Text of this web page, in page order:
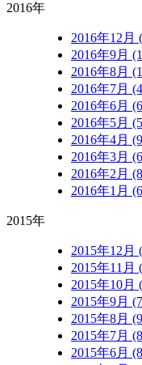
2016年
2016年12月
2016年9月
2016年8月
2016年7月
2016年6月
2016年5月
2016年4月
2016年3月
2016年2月
2016年1月
2015年
2015年12月
2015年11月
2015年10月
2015年9月
2015年8月
2015年7月
2015年6月